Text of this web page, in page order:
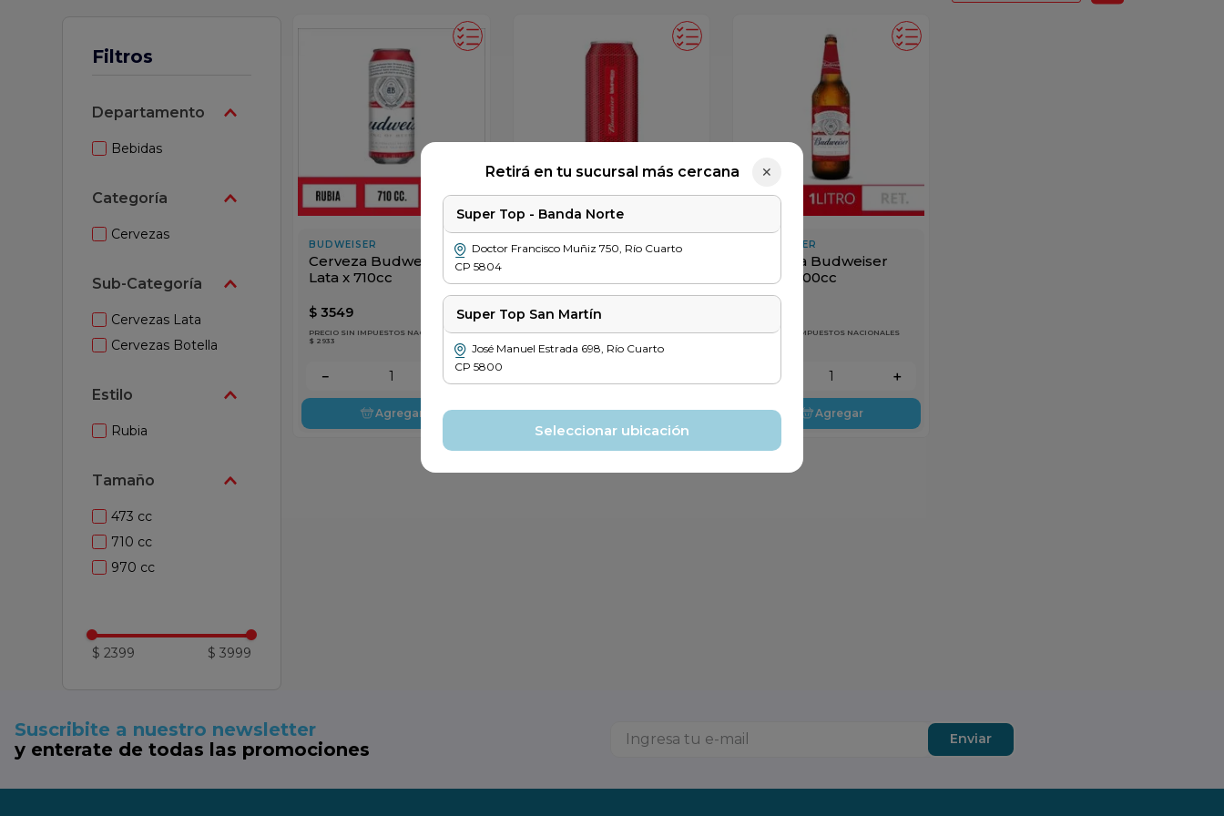
Retirá en tu sucursal más cercana ✕
Super Top - Banda Norte
Doctor Francisco Muñiz 750, Río Cuarto
CP 5804
Super Top San Martín
José Manuel Estrada 698, Río Cuarto
CP 5800
Seleccionar ubicación
Filtros
Departamento
Bebidas
Categoría
Cervezas
Sub-Categoría
Cervezas Lata
Cervezas Botella
Estilo
Rubia
Tamaño
473 cc
710 cc
970 cc
$ 2399 $ 3999
BUDWEISER
Cerveza Budweiser
Lata x 710cc
$ 3549
PRECIO SIN IMPUESTOS NACIONALES
$ 2933
＋
－
Agregar
BUDWEISER
$ 2399
PRECIO SIN IMPUESTOS NACIONALES
Agregar
BUDWEISER
Cerveza Budweiser
Ret x 1000cc
PRECIO SIN IMPUESTOS NACIONALES
＋
Agregar
Suscribite a nuestro newsletter
y enterate de todas las promociones
Enviar